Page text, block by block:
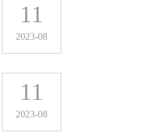
11
2023-08
11
2023-08